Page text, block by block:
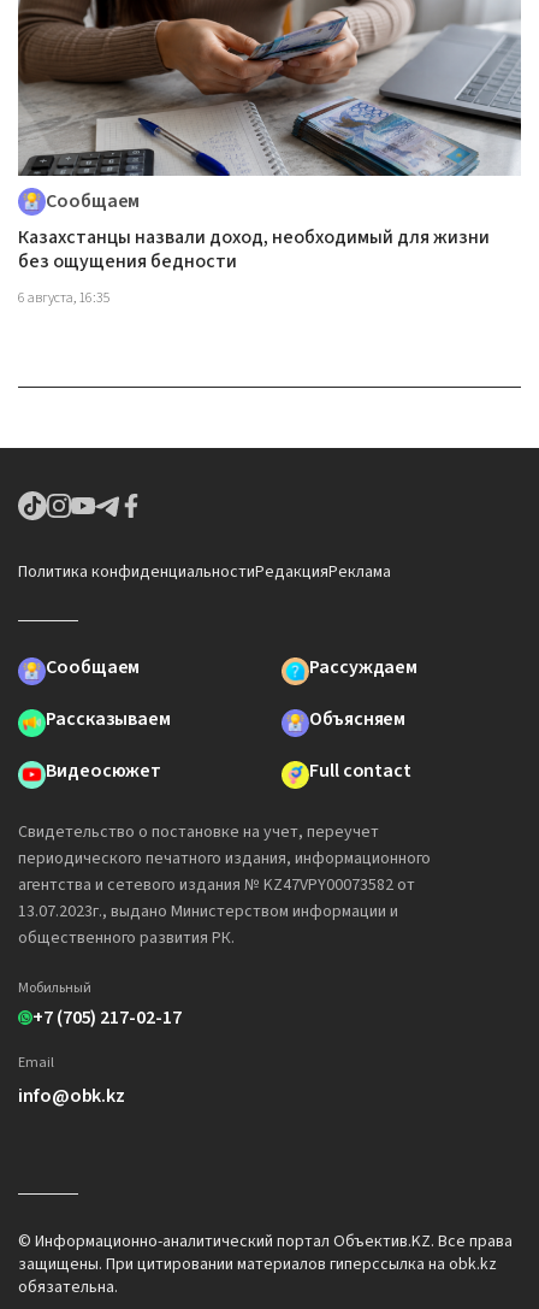
Сообщаем
Казахстанцы назвали доход, необходимый для жизни
без ощущения бедности
6 августа, 16:35
Политика конфиденциальностиРедакцияРеклама
Сообщаем
Рассуждаем
Рассказываем
Объясняем
Видеосюжет
Full contact
Свидетельство о постановке на учет, переучет
периодического печатного издания, информационного
агентства и сетевого издания № KZ47VPY00073582 от
13.07.2023г., выдано Министерством информации и
общественного развития РК.
Мобильный
+7 (705) 217-02-17
Email
info@obk.kz
© Информационно-аналитический портал Объектив.KZ. Все права
защищены. При цитировании материалов гиперссылка на obk.kz
обязательна.